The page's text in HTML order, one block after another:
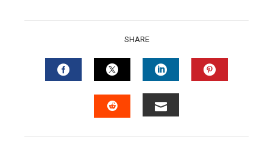
SHARE
FACEBOOKTWITTERLINKEDIN